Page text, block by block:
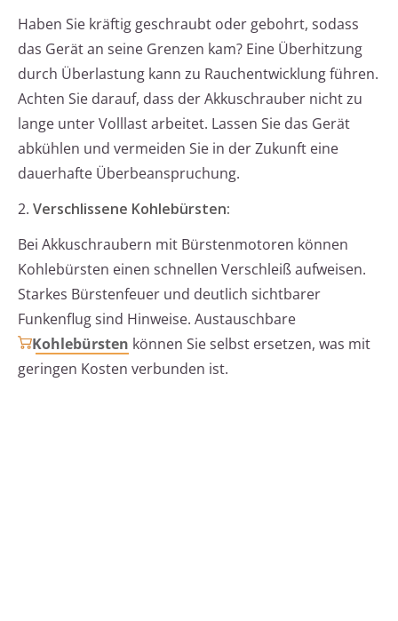
Haben Sie kräftig geschraubt oder gebohrt, sodass
das Gerät an seine Grenzen kam? Eine Überhitzung
durch Überlastung kann zu Rauchentwicklung führen.
Achten Sie darauf, dass der Akkuschrauber nicht zu
lange unter Volllast arbeitet. Lassen Sie das Gerät
abkühlen und vermeiden Sie in der Zukunft eine
dauerhafte Überbeanspruchung.
2. Verschlissene Kohlebürsten:
Bei Akkuschraubern mit Bürstenmotoren können
Kohlebürsten einen schnellen Verschleiß aufweisen.
Starkes Bürstenfeuer und deutlich sichtbarer
Funkenflug sind Hinweise. Austauschbare
Kohlebürsten können Sie selbst ersetzen, was mit
geringen Kosten verbunden ist.